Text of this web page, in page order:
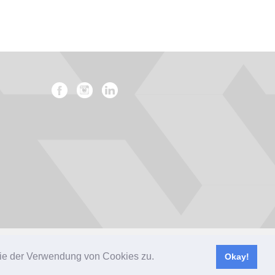
der Verwendung von Cookies zu. Okay!
Impressum Datenschutz